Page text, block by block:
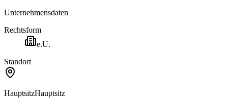
Unternehmensdaten
Rechtsform
e.U.
Standort
HauptsitzHauptsitz